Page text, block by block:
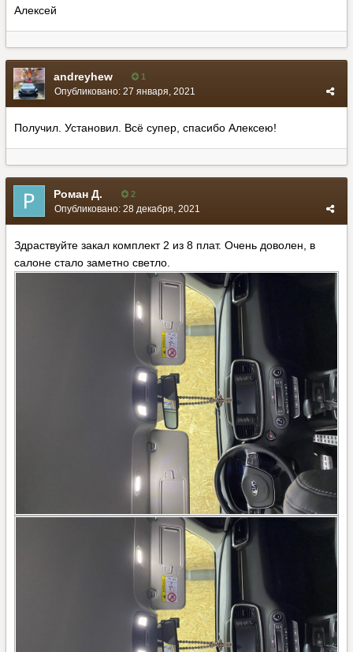
Алексей
andreyhew 1
Опубликовано: 27 января, 2021
Получил. Установил. Всё супер, спасибо Алексею!
Роман Д. 2
Опубликовано: 28 декабря, 2021
Здраствуйте закал комплект 2 из 8 плат. Очень доволен, в
салоне стало заметно светло.